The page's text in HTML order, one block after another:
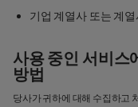
기업 계열사 또는 계
사용 중인 서비스
방법
당사가 귀하에 대해 수집하고